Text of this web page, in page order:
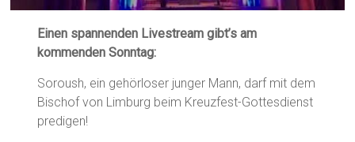
Einen spannenden Livestream gibt’s am
kommenden Sonntag:
Soroush, ein gehörloser junger Mann, darf mit dem
Bischof von Limburg beim Kreuzfest-Gottesdienst
predigen!